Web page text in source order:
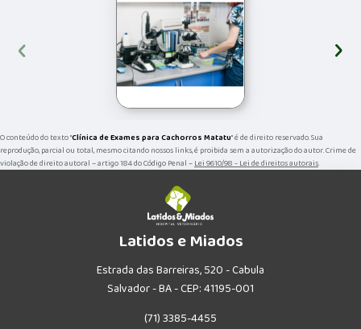
‹ ›
O conteúdo do texto "Clínica de Exames para Cachorros Matatu" é de direito reservado. Sua
reprodução, parcial ou total, mesmo citando nossos links, é proibida sem a autorização do autor. Crime de
violação de direito autoral – artigo 184 do Código Penal –Lei 9610/98 - Lei de direitos autorais.
Latidos e Miados
Estrada das Barreiras, 520 - Cabula
Salvador - BA - CEP: 41195-001
(71) 3385-4455